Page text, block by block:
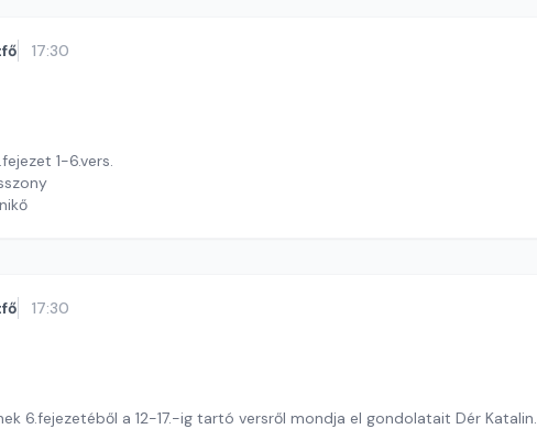
17:30
1-6.vers.
17:30
6.fejezetéből a 12-17.-ig tartó versről mondja el gondolatait Dér Katalin.